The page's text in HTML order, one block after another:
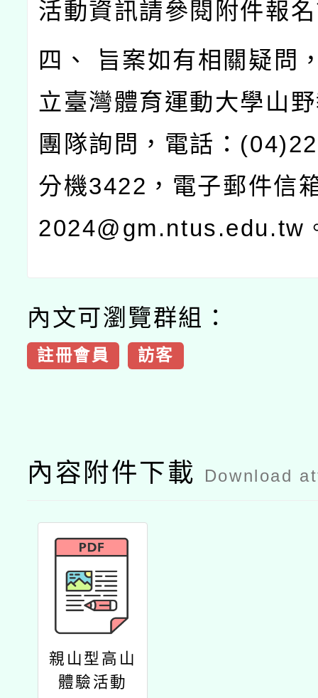
活動資訊請參閱附件報
四、 旨案如有相關疑問
立臺灣體育運動大學山
團隊詢問，電話：
分機3422，電子郵件信
2024@gm.ntus.edu.tw
內文可瀏覽群組：
註冊會員 訪客
內容附件下載 Download
親山型高山
體驗活動